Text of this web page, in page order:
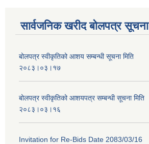
सार्वजनिक खरीद बोलपत्र सूचना
बोलपत्र स्वीकृतिको आशय सम्बन्धी सूचना मिति
२०८३।०३।१७
बोलपत्र स्वीकृतिको आशयपत्र सम्बन्धी सूचना मिति
२०८३।०३।१६
Invitation for Re-Bids Date 2083/03/16